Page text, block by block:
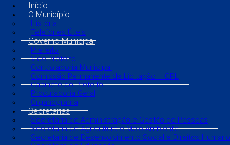
Início
O Município
História
Telefones Úteis
Governo Municipal
Prefeito
Vice Prefeito
Controladoria Municipal
Comissão Permanente de Licitação – CPL
Gabinete do Prefeito
Procuradoria Geral
Organograma
Secretarias
Secretaria de Administração e Gestão de Pessoas
Secretaria de Agricultura e Meio Ambiente
Secretaria de Desenvolvimento Social e Direitos